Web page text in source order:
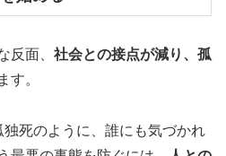
反面、 社会との接点が減り、孤
す。
死のように、誰にも気づかれ